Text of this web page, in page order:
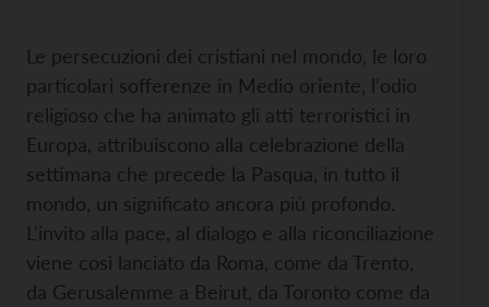
Le persecuzioni dei cristiani nel mondo, le loro
particolari sofferenze in Medio oriente, l'odio
religioso che ha animato gli atti terroristici in
Europa, attribuiscono alla celebrazione della
settimana che precede la Pasqua, in tutto il
mondo, un significato ancora più profondo.
L'invito alla pace, al dialogo e alla riconciliazione
viene così lanciato da Roma, come da Trento,
da Gerusalemme a Beirut, da Toronto come da